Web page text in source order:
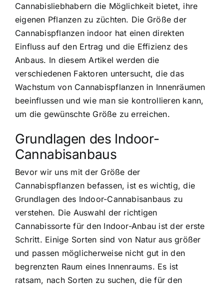
Cannabisliebhabern die Möglichkeit bietet, ihre
eigenen Pflanzen zu züchten. Die Größe der
Cannabispflanzen indoor hat einen direkten
Einfluss auf den Ertrag und die Effizienz des
Anbaus. In diesem Artikel werden die
verschiedenen Faktoren untersucht, die das
Wachstum von Cannabispflanzen in Innenräumen
beeinflussen und wie man sie kontrollieren kann,
um die gewünschte Größe zu erreichen.
Grundlagen des Indoor-
Cannabisanbaus
Bevor wir uns mit der Größe der
Cannabispflanzen befassen, ist es wichtig, die
Grundlagen des Indoor-Cannabisanbaus zu
verstehen. Die Auswahl der richtigen
Cannabissorte für den Indoor-Anbau ist der erste
Schritt. Einige Sorten sind von Natur aus größer
und passen möglicherweise nicht gut in den
begrenzten Raum eines Innenraums. Es ist
ratsam, nach Sorten zu suchen, die für den